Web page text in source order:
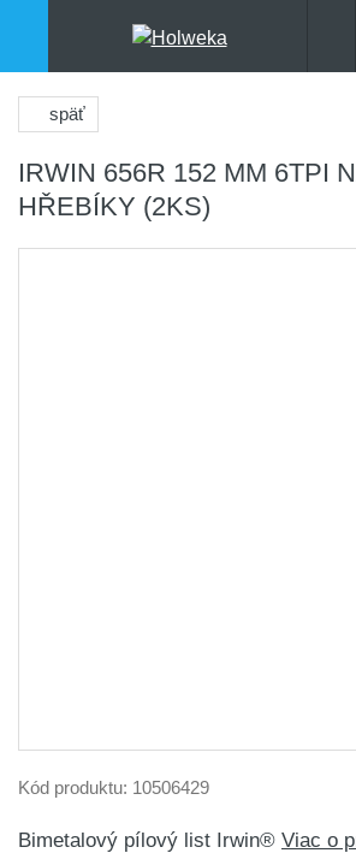
späť
IRWIN 656R 152 MM 6TPI
HŘEBÍKY (2KS)
Kód produktu: 10506429
Bimetalový pílový list Irwin® Viac o